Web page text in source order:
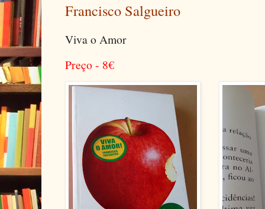
Francisco Salgueiro
Viva o Amor
Preço - 8€